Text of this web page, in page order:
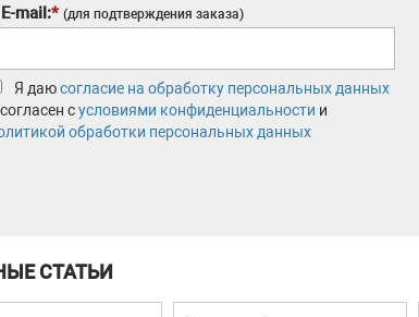
E-mail:* (для подтверждения заказа)
Я даюсогласие на обработку персональных данных
сусловиями конфиденциальности и
обработки персональных данных
СТАТЬИ